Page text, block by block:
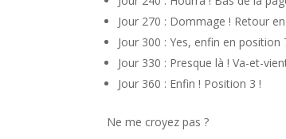
Jour 270 : Dommage ! Retour
Jour 300 : Yes, enfin en position
Jour 330 : Presque là ! Va-et-
Jour 360 : Enfin ! Position 3 !
Ne me croyez pas ?